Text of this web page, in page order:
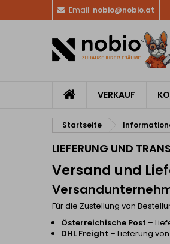
Email: nobio@nobio.at
VERKAUF
Startseite
LIEFERUNG UND
Versand und
Für die Zustellung von
Österreichische Post –
DHL Freight – Lieferung